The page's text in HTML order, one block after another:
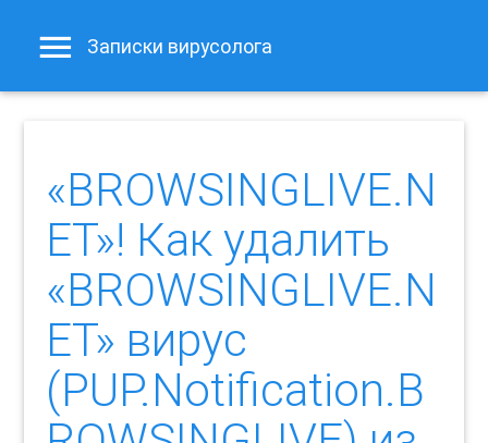
Записки вирусолога
«BROWSINGLIVE.N
ET»! Как удалить
«BROWSINGLIVE.N
ET» вирус
(PUP.Notification.B